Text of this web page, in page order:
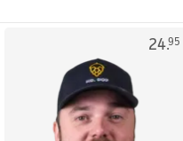
24.95